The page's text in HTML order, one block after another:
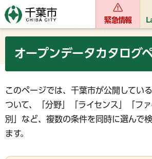
緊急情報
オープンデータカタログ
このページでは、千葉市が公開してい
ついて、「分野」「ライセンス」「フ
別」など、複数の条件を同時に選んで
ます。